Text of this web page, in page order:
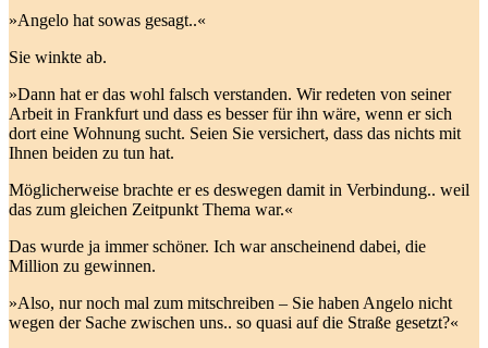
»Angelo hat sowas gesagt..«
Sie winkte ab.
»Dann hat er das wohl falsch verstanden. Wir redeten von seiner
Arbeit in Frankfurt und dass es besser für ihn wäre, wenn er sich
dort eine Wohnung sucht. Seien Sie versichert, dass das nichts mit
Ihnen beiden zu tun hat.
Möglicherweise brachte er es deswegen damit in Verbindung.. weil
das zum gleichen Zeitpunkt Thema war.«
Das wurde ja immer schöner. Ich war anscheinend dabei, die
Million zu gewinnen.
»Also, nur noch mal zum mitschreiben – Sie haben Angelo nicht
wegen der Sache zwischen uns.. so quasi auf die Straße gesetzt?«